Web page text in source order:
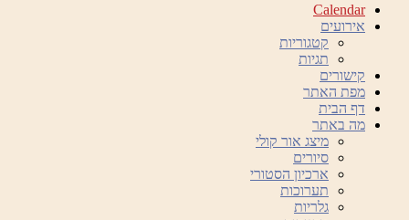
Calendar
אירועים
קטגוריות
תגיות
קישורים
מפת האתר
דף הבית
מה באתר
מיצג אור קולי
סיורים
ארכיון הסטורי
תערוכות
גלריות